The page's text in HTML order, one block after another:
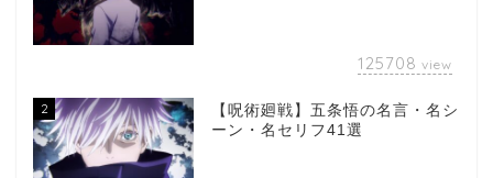
125708 view
2
【呪術廻戦】五条悟の名言・名シ
ーン・名セリフ41選